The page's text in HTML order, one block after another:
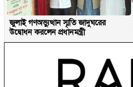
জুলাই গণঅভ্যুত্থান স্মৃতি জাদুঘরের
উদ্বোধন করলেন প্রধানমন্ত্রী